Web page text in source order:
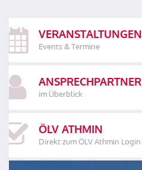
VERANSTALTUNGEN
Events & Termine
ANSPRECHPARTNER
im Überblick
ÖLV ATHMIN
Direkt zum ÖLV Athmin Login